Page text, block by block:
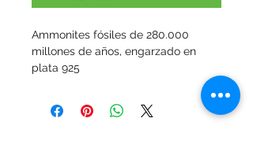
Ammonites fósiles de 280.000
millones de años, engarzado en
plata 925